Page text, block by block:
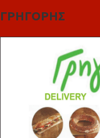
ΓΡΗΓΟΡΗΣ